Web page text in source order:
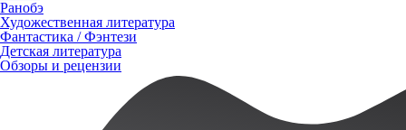
Ранобэ
Художественная литература
Фантастика / Фэнтези
Детская литература
Обзоры и рецензии